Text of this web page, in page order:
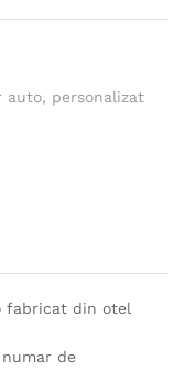
auto, personalizat
fabricat din otel
de